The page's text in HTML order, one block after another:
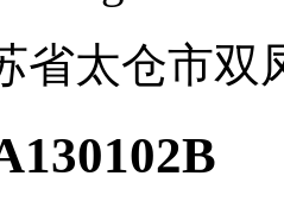
太仓市双